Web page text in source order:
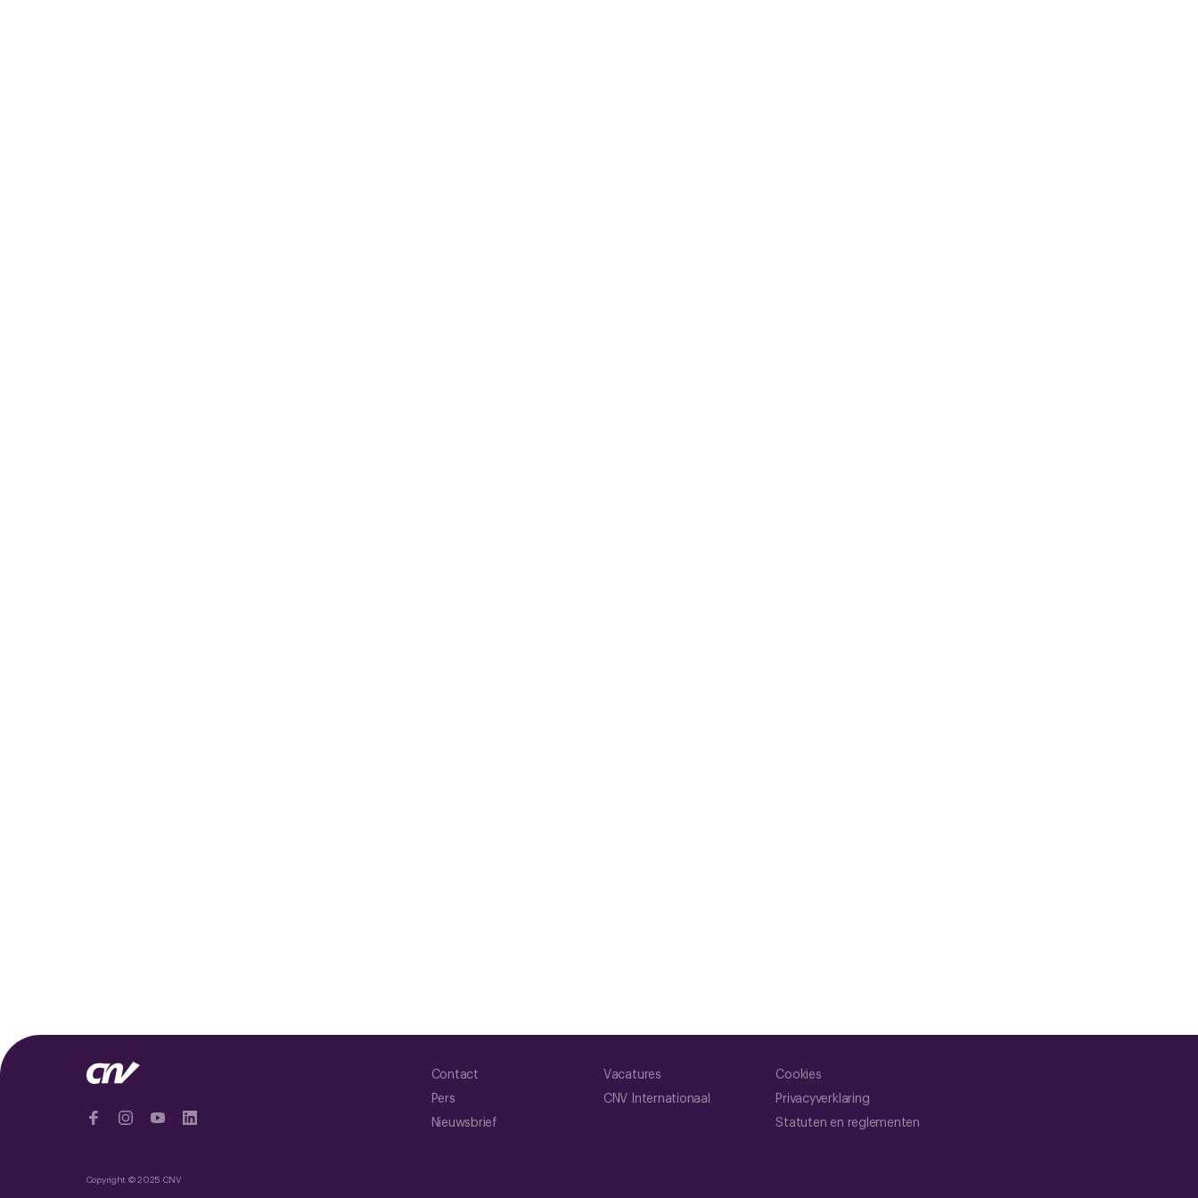
Contact
Pers
Nieuwsbrief
Vacatures
CNV Internationaal
Cookies
Privacyverklaring
Statuten en reglementen
Copyright © 2025 CNV